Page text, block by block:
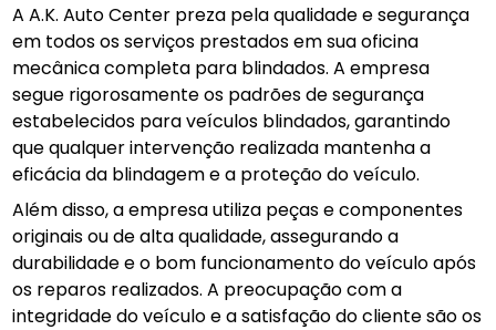
A A.K. Auto Center preza pela qualidade e segurança
em todos os serviços prestados em sua oficina
mecânica completa para blindados. A empresa
segue rigorosamente os padrões de segurança
estabelecidos para veículos blindados, garantindo
que qualquer intervenção realizada mantenha a
eficácia da blindagem e a proteção do veículo.
Além disso, a empresa utiliza peças e componentes
originais ou de alta qualidade, assegurando a
durabilidade e o bom funcionamento do veículo após
os reparos realizados. A preocupação com a
integridade do veículo e a satisfação do cliente são os